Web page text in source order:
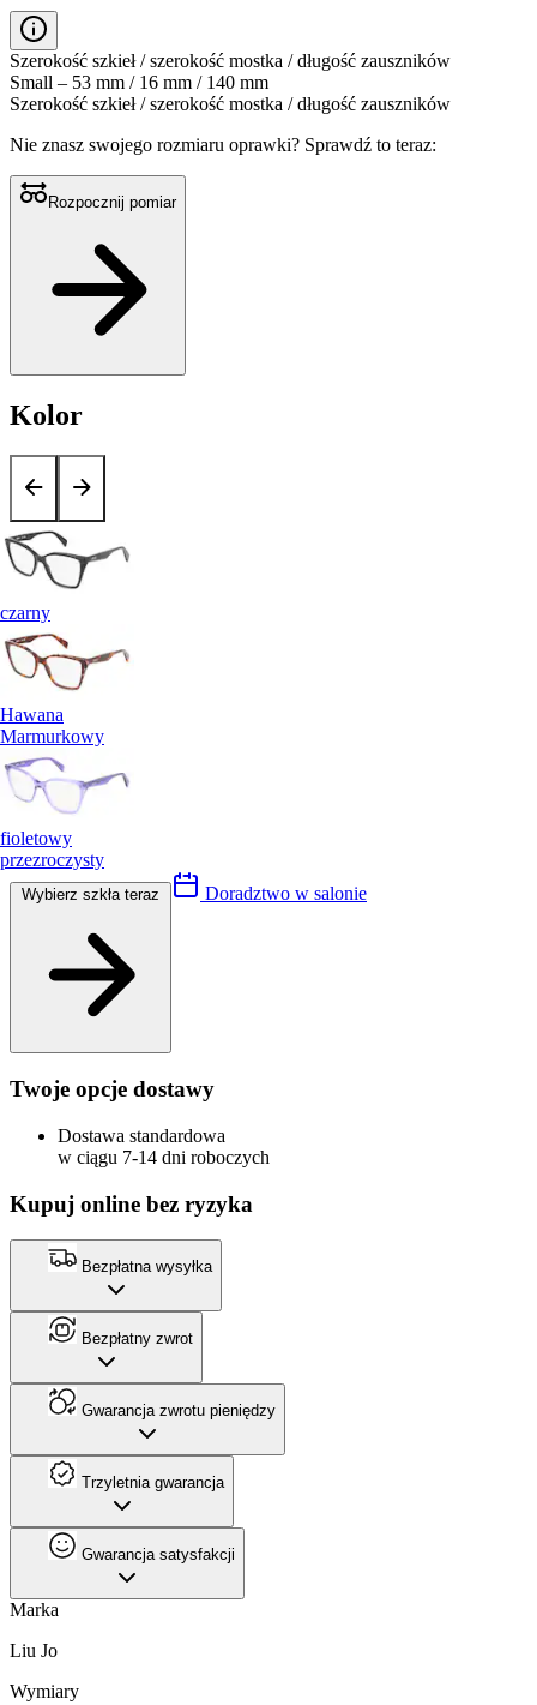
Szerokość szkieł / szerokość mostka / długość zauszników
Small – 53 mm / 16 mm / 140 mm
Szerokość szkieł / szerokość mostka / długość zauszników
Nie znasz swojego rozmiaru oprawki? Sprawdź to teraz:
Rozpocznij pomiar
Kolor
czarny
Hawana
Marmurkowy
fioletowy
przezroczysty
Doradztwo w salonie
Twoje opcje dostawy
Dostawa standardowa
w ciągu 7-14 dni roboczych
Kupuj online bez ryzyka
Bezpłatna wysyłka
Bezpłatny zwrot
Gwarancja zwrotu pieniędzy
Trzyletnia gwarancja
Gwarancja satysfakcji
Marka
Liu Jo
Wymiary